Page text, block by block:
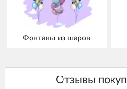
Фонтаны из шаров